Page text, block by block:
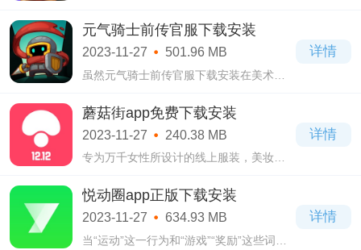
的味道，来这里用餐可以吃到许多家乡的
味道，让你回味无穷，而且还提供了很多
不同的
元气骑士前传官服下载安装
2023-11-27 501.96 MB
虽然元气骑士前传官服下载安装在美术风
样是阻挡不住这炫酷的特效，这硬核的战
斗，这多元的玩法，这优秀的肉鸽元素带
给我们
详情
蘑菇街app免费下载安装
2023-11-27 240.38 MB
专为万千女性所设计的线上服装，美妆，
安装”，是一款质量高高优惠满满，能够切
实的给到顾客最高性价比的购物体验的类
型软
详情
悦动圈app正版下载安装
2023-11-27 634.93 MB
当“运动”这一行为和“游戏”“奖励”这些词条
详情